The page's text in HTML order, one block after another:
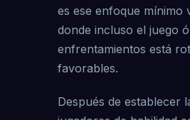
es ese enfoque mínimo
donde incluso el juego
enfrentamientos está
favorables.
Después de establecer